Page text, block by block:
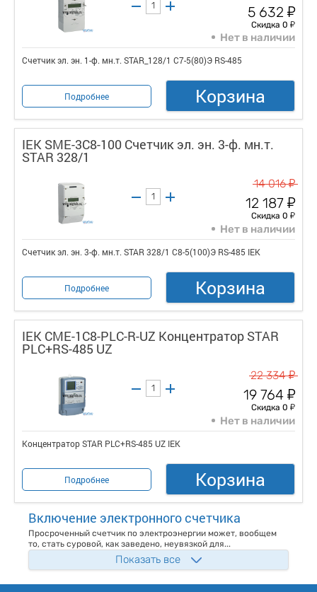
5 632 у
Скидка 0 у
Нет в наличии
Счетчик эл. эн. 1-ф. мн.т. STAR_128/1 С7-5(80)Э RS-485
Подробнее Корзина
IEK SME-3C8-100 Счетчик эл. эн. 3-ф. мн.т.
STAR 328/1
14 016у
12 187 у
Скидка 0 у
Нет в наличии
Счетчик эл. эн. 3-ф. мн.т. STAR 328/1 С8-5(100)Э RS-485 IEK
Подробнее Корзина
IEK CME-1C8-PLC-R-UZ Концентратор STAR
PLC+RS-485 UZ
22 334у
19 764 у
Скидка 0 у
Нет в наличии
Концентратор STAR PLC+RS-485 UZ IEK
Подробнее Корзина
Включение электронного счетчика
Просроченный счетчик по электроэнергии может, вообщем
то, стать суровой, как заведено, неувязкой для...
Показать все